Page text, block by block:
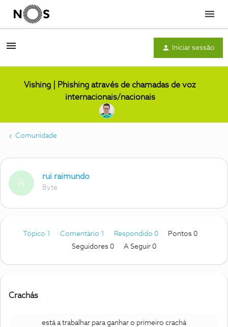
Menu
Iniciar sessão
Vishing | Phishing através de chamadas de voz
internacionais/nacionais
Comunidade
R
rui raimundo
Byte
Tópico 1 Comentário 1 Respondido 0
Pontos 0
Seguidores 0 A Seguir 0
Crachás
está a trabalhar para ganhar o primeiro crachá